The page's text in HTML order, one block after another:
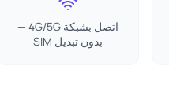
اتصل بشبكة 4G/5G —
بدون تبديل SIM